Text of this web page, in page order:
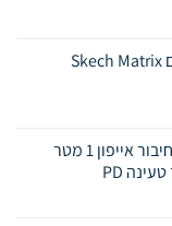
דגם Skech Matrix
כבל סנכרון וטעינה USB TYPE C לחיבור אייפון 1 מטר